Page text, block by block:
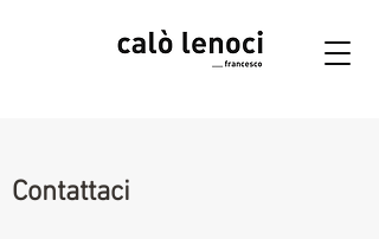
Accedi
Contattaci